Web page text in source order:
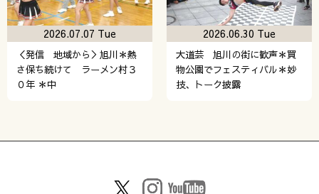
＜発信 地域から＞旭川＊熱
さ保ち続けて ラーメン村３
０年 ＊中
2026.07.07 Tue
大道芸 旭川の街に歓声＊買
物公園でフェスティバル＊妙
技、トーク披露
2026.06.30 Tue